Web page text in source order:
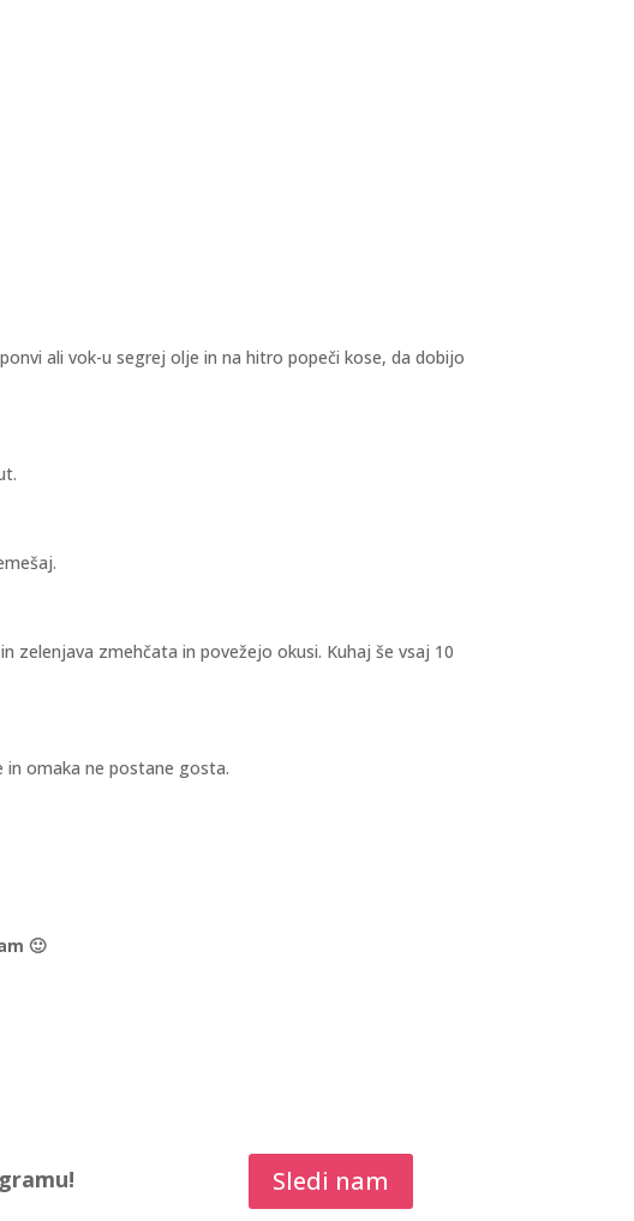
ali vok-u segrej olje in na hitro popeči kose, da dobijo
zelenjava zmehčata in povežejo okusi. Kuhaj še vsaj 10
in omaka ne postane gosta.
🙂
Sledi nam